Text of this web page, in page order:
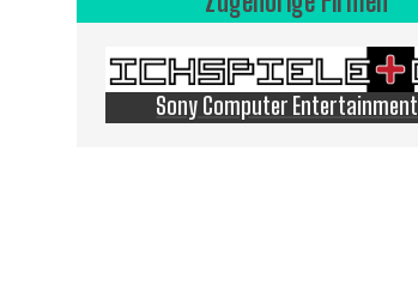
Sony Computer Entertainment